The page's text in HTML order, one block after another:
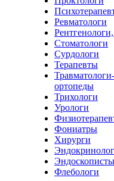
Ревматологи
Стоматологи
Сурдологи
Терапевты
Травматологи-
ортопеды
Трихологи
Урологи
Фониатры
Хирурги
Эндоскописты
Флебологи